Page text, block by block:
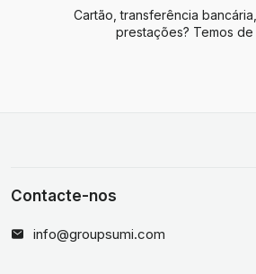
Cartão, transferência bancária,
prestações? Temos de
Contacte-nos
info@groupsumi.com